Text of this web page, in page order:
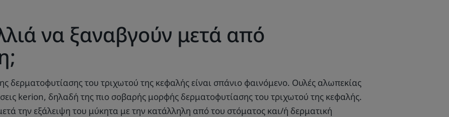
να ξαναβγούν μετά από
δερματοφυτίασης του τριχωτού της κεφαλής είναι σπάνιο φαινόμενο. Ουλές αλωπεκίας
kerion, δηλαδή της πιο σοβαρής μορφής δερματοφυτίασης του τριχωτού της κεφαλής.
την εξάλειψη του μύκητα με την κατάλληλη από του στόματος και/ή δερματική